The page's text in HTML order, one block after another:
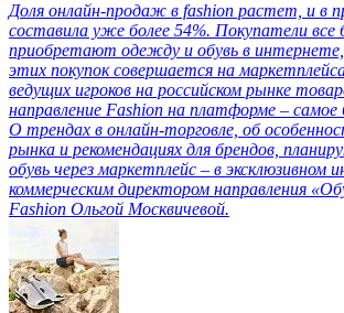
Доля онлайн-продаж в fashion растет, и в
составила уже более 54%. Покупатели все
приобретают одежду и обувь в интернете,
этих покупок совершается на
ведущих игроков на российском рынке
направление Fashion на платформе –
О трендах в онлайн-торговле, об
рынка и рекомендациях для брендов,
обувь через маркетплейс – в эксклюзивном
коммерческим директором направления
Fashion Ольгой Москвичевой.